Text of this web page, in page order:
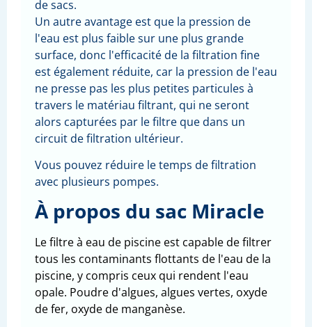
de sacs.
Un autre avantage est que la pression de
l'eau est plus faible sur une plus grande
surface, donc l'efficacité de la filtration fine
est également réduite, car la pression de l'eau
ne presse pas les plus petites particules à
travers le matériau filtrant, qui ne seront
alors capturées par le filtre que dans un
circuit de filtration ultérieur.
Vous pouvez réduire le temps de filtration
avec plusieurs pompes.
À propos du sac Miracle
Le filtre à eau de piscine est capable de filtrer
tous les contaminants flottants de l'eau de la
piscine, y compris ceux qui rendent l'eau
opale. Poudre d'algues, algues vertes, oxyde
de fer, oxyde de manganèse.